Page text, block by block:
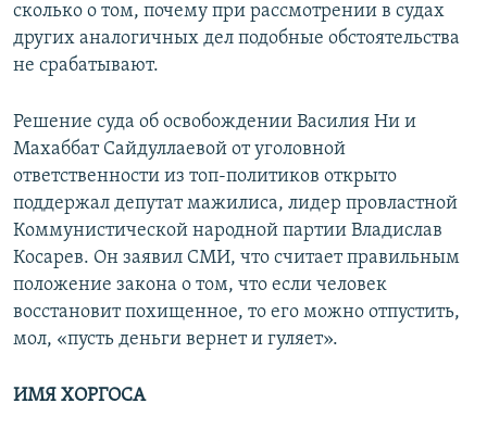
сколько о том, почему при рассмотрении в судах
других аналогичных дел подобные обстоятельства
не срабатывают.
Решение суда об освобождении Василия Ни и
Махаббат Сайдуллаевой от уголовной
ответственности из топ-политиков открыто
поддержал депутат мажилиса, лидер провластной
Коммунистической народной партии Владислав
Косарев. Он заявил СМИ, что считает правильным
положение закона о том, что если человек
восстановит похищенное, то его можно отпустить,
мол, «пусть деньги вернет и гуляет».
ИМЯ ХОРГОСА